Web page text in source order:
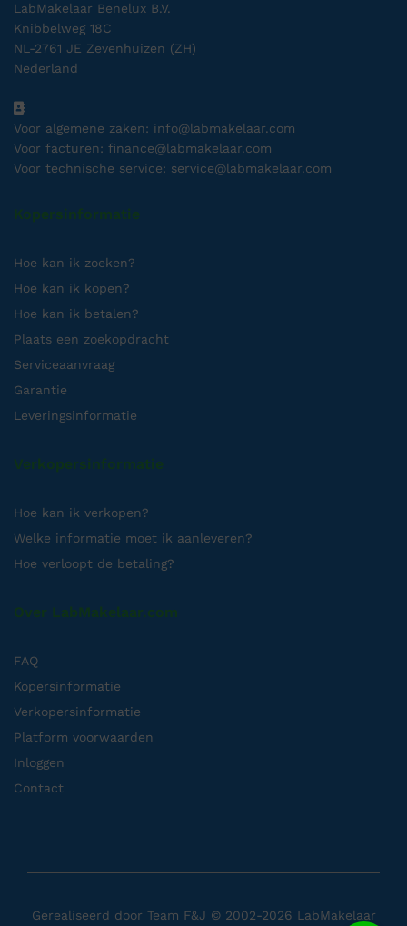
LabMakelaar Benelux B.V.
Knibbelweg 18C
NL-2761 JE Zevenhuizen (ZH)
Nederland
Voor algemene zaken: info@labmakelaar.com
Voor facturen: finance@labmakelaar.com
Voor technische service: service@labmakelaar.com
Kopersinformatie
Hoe kan ik zoeken?
Hoe kan ik kopen?
Hoe kan ik betalen?
Plaats een zoekopdracht
Serviceaanvraag
Garantie
Leveringsinformatie
Verkopersinformatie
Hoe kan ik verkopen?
Welke informatie moet ik aanleveren?
Hoe verloopt de betaling?
Over LabMakelaar.com
FAQ
Kopersinformatie
Verkopersinformatie
Platform voorwaarden
Inloggen
Contact
Gerealiseerd door Team F&J © 2002-2026 LabMakelaar